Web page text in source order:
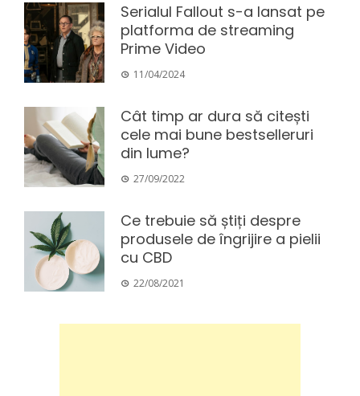
Serialul Fallout s-a lansat pe
platforma de streaming
Prime Video
11/04/2024
Cât timp ar dura să citești
cele mai bune bestselleruri
din lume?
27/09/2022
Ce trebuie să știți despre
produsele de îngrijire a pielii
cu CBD
22/08/2021